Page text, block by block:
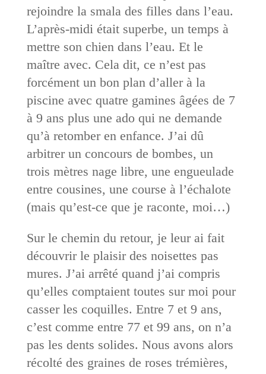
rejoindre la smala des filles dans l’eau.
L’après-midi était superbe, un temps à
mettre son chien dans l’eau. Et le
maître avec. Cela dit, ce n’est pas
forcément un bon plan d’aller à la
piscine avec quatre gamines âgées de 7
à 9 ans plus une ado qui ne demande
qu’à retomber en enfance. J’ai dû
arbitrer un concours de bombes, un
trois mètres nage libre, une engueulade
entre cousines, une course à l’échalote
(mais qu’est-ce que je raconte, moi…)
Sur le chemin du retour, je leur ai fait
découvrir le plaisir des noisettes pas
mures. J’ai arrêté quand j’ai compris
qu’elles comptaient toutes sur moi pour
casser les coquilles. Entre 7 et 9 ans,
c’est comme entre 77 et 99 ans, on n’a
pas les dents solides. Nous avons alors
récolté des graines de roses trémières,